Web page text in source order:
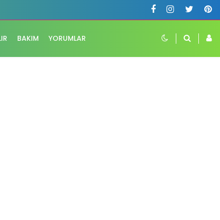
BAKIM YORUMLAR